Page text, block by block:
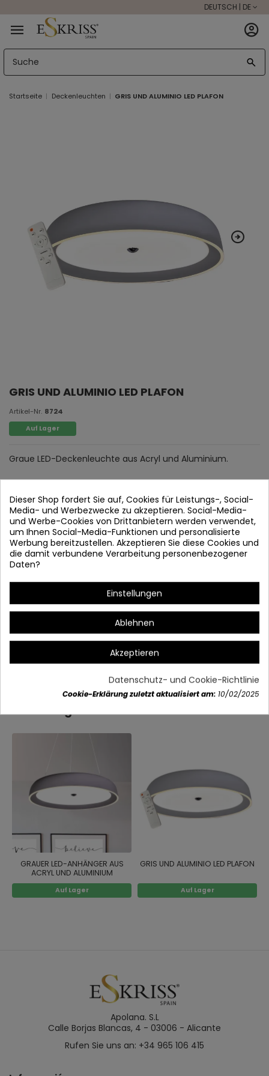
DEUTSCH | DE
Startseite Deckenleuchten GRIS UND ALUMINIO LED PLAFON
GRIS UND ALUMINIO LED PLAFON
Artikel-Nr. 8724
Auf Lager
Graue LED-Deckenleuchte aus Acryl und Aluminium.
Artikeldetails
Vielleicht gefällt Ihnen auch
GRAUER LED-ANHÄNGER AUS
ACRYL UND ALUMINIUM
Auf Lager
GRIS UND ALUMINIO LED PLAFON
Auf Lager
Apolana. S.L
Calle Borjas Blancas, 4 - 03006 - Alicante
Rufen Sie uns an: +34 965 106 415
Dieser Shop fordert Sie auf, Cookies für Leistungs-, Social-
Media- und Werbezwecke zu akzeptieren. Social-Media-
und Werbe-Cookies von Drittanbietern werden verwendet,
um Ihnen Social-Media-Funktionen und personalisierte
Werbung bereitzustellen. Akzeptieren Sie diese Cookies und
die damit verbundene Verarbeitung personenbezogener
Daten?
Einstellungen
Ablehnen
Akzeptieren
Datenschutz- und Cookie-Richtlinie
Cookie-Erklärung zuletzt aktualisiert am: 10/02/2025